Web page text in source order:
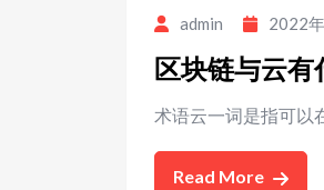
admin 2022
区块链与云有
术语云一词是指可以
Read More